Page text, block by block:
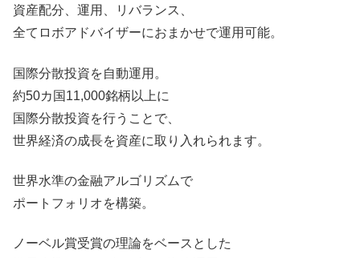
資産配分、運用、リバランス、
全てロボアドバイザーにおまかせで運用可能。
国際分散投資を自動運用。
約50カ国11,000銘柄以上に
国際分散投資を行うことで、
世界経済の成長を資産に取り入れられます。
世界水準の金融アルゴリズムで
ポートフォリオを構築。
ノーベル賞受賞の理論をベースとした